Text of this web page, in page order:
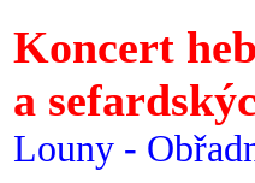
Koncert
a
Louny -